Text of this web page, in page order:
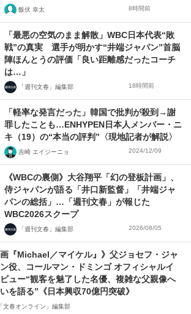
飯伏 幸太 8時間前
「最悪の空気のまま解散」WBC日本代表“敗
戦”の真実 選手が明かす“井端ジャパン”首脳
陣ほんとうの評価「良い距離感だったコーチ
は…」
「週刊文春」編集部 18時間前
「軽率な発言だった」韓国で批判が殺到→謝
罪したことも…ENHYPEN日本人メンバー・ニ
キ（19）の“本当の評判”〈現地記者が解説〉
吉崎 エイジーニョ 2024/12/09
《WBCの裏側》大谷翔平「幻の登板計画」、
侍ジャパンが語る「井口新監督」「井端ジャ
パンの総括」…「週刊文春」が報じた
WBC2026スクープ
「週刊文春」編集部 2026/08/05
画『Michael／マイケル』》父ジョセフ・ジャ
役、コールマン・ドミンゴ オフィシャルイ
ュー“観客を魅了した名優、複雑な父親像へ
を語る”《日本興収70億円突破》
「文春オンライン」編集部